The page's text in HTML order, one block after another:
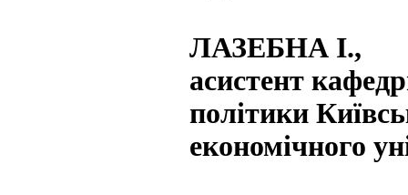
ЛАЗЕБНА І.,
асистент
політики
економічного